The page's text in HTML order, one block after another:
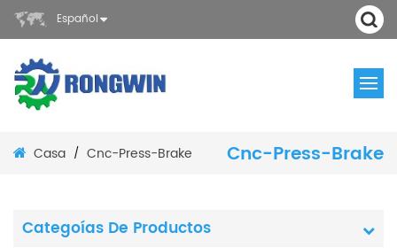
Español
Cnc-Press-Brake
Casa / Cnc-Press-Brake
Categoías De Productos